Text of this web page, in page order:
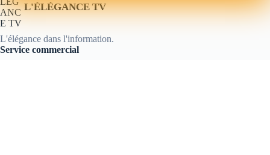
L'ÉLÉGANCE TV
L'élégance dans l'information.
Service commercial